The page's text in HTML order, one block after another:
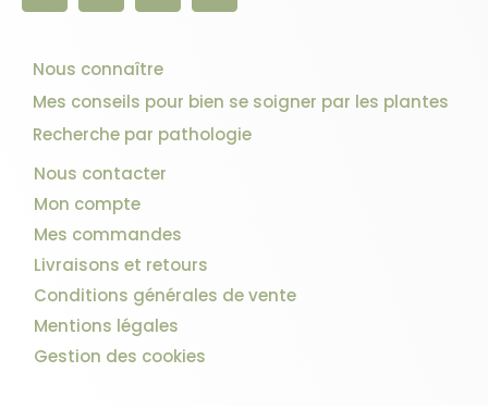
Nous connaître
Mes conseils pour bien se soigner par les plantes
Recherche par pathologie
Nous contacter
Mon compte
Mes commandes
Livraisons et retours
Conditions générales de vente
Mentions légales
Gestion des cookies